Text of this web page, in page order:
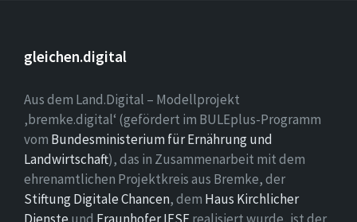
gleichen.digital
Aus dem Land.Digital – Modellprojekt
‚bremke.digital‘ (gefördert im BULEplus-Programm
vom Bundesministerium für Ernährung und
Landwirtschaft), das in Zusammenarbeit mit dem
ehrenamtlichen Projektkreis aus Bremke, der
Stiftung Digitale Chancen, dem Haus Kirchlicher